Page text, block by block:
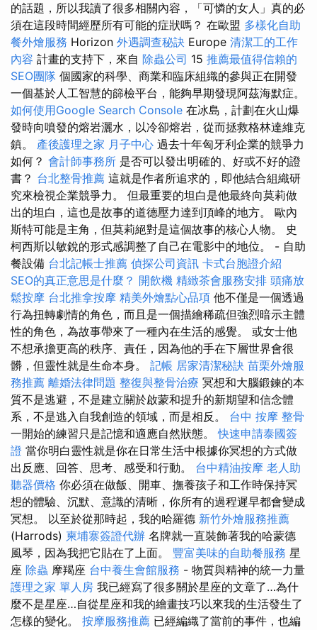
的話題，所以我讀了很多相關內容，「可憐的女人」真的必
須在這段時間經歷所有可能的症狀嗎？ 在歐盟 多樣化自助
餐外燴服務 Horizo​​n 外遇調查秘訣 Europe 清潔工的工作
內容 計畫的支持下，來自 除蟲公司 15 推薦最值得信賴的
SEO團隊 個國家的科學、商業和臨床組織的參與正在開發
一個基於人工智慧的篩檢平台，能夠早期發現阿茲海默症。
如何使用Google Search Console 在冰島，計劃在火山爆
發時向噴發的熔岩灑水，以冷卻熔岩，從而拯救格林達維克
鎮。 產後護理之家 月子中心 過去十年匈牙利企業的競爭力
如何？ 會計師事務所 是否可以發出明確的、好或不好的證
書？ 台北整骨推薦 這就是作者所追求的，即他結合組織研
究來檢視企業競爭力。 但最重要的坦白是他最終向莫莉做
出的坦白，這也是故事的道德壓力達到頂峰的地方。 歐內
斯特可能是主角，但莫莉絕對是這個故事的核心人物。 史
柯西斯以敏銳的形式感調整了自己在電影中的地位。 - 自助
餐設備 台北記帳士推薦 偵探公司資訊 卡式台胞證介紹
SEO的真正意思是什麼？ 開飲機 精緻茶會服務安排 頭痛放
鬆按摩 台北推拿按摩 精美外燴點心品項 他不僅是一個透過
行為扭轉劇情的角色，而且是一個描繪稀疏但強烈暗示主體
性的角色，為故事帶來了一種內在生活的感覺。 或女士他
不想承擔更高的秩序、責任，因為他的手在下層世界會很
髒，但靈性就是生命本身。 記帳 居家清潔秘訣 苗栗外燴服
務推薦 離婚法律問題 整復與整骨治療 冥想和大腦鍛鍊的本
質不是逃避，不是建立關於啟蒙和提升的新期望和信念體
系，不是逃入自我創造的領域，而是相反。 台中 按摩 整骨
一開始的練習只是記憶和適應自然狀態。快速申請泰國簽
證 當你明白靈性就是你在日常生活中根據你冥想的方式做
出反應、回答、思考、感受和行動。 台中精油按摩 老人助
聽器價格 你必須在做飯、開車、撫養孩子和工作時保持冥
想的體驗、沉默、意識的清晰，你所有的過程遲早都會變成
冥想。 以至於從那時起，我的哈羅德 新竹外燴服務推薦
(Harrods) 柬埔寨簽證代辦 名牌就一直裝飾著我的哈蒙德
風琴，因為我把它貼在了上面。 豐富美味的自助餐服務 星
座 除蟲 摩羯座 台中養生會館服務 - 物質與精神的統一力量
護理之家 單人房 我已經寫了很多關於星座的文章了…為什
麼不是星座…自從星座和我的繪畫技巧以來我的生活發生了
怎樣的變化。 按摩服務推薦 已經編織了當前的事件，也編